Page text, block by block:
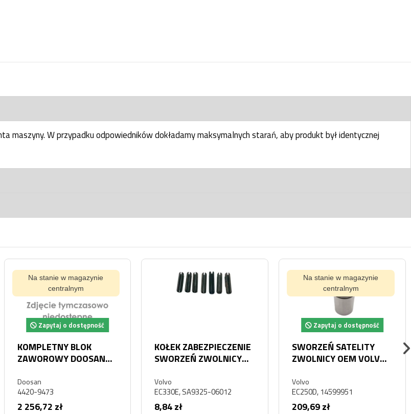
maszyny. W przypadku odpowiedników dokładamy maksymalnych starań, aby produkt był identycznej
Na stanie w magazynie
centralnym
Zapytaj o dostępność
KOMPLETNY BLOK
ZAWOROWY DOOSAN
Doosan
4420-9473
2 256,72 zł
KOŁEK ZABEZPIECZENIE
SWORZEŃ ZWOLNICY
Volvo
EC330E, SA9325-06012
8,84 zł
Na stanie w magazynie
centralnym
Zapytaj o dostępność
SWORZEŃ SATELITY
ZWOLNICY OEM VOLVO
Volvo
EC250D, 14599951
209,69 zł